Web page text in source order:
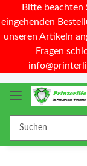
Bitte beachten
eingehenden
unseren Artikeln
Fragen